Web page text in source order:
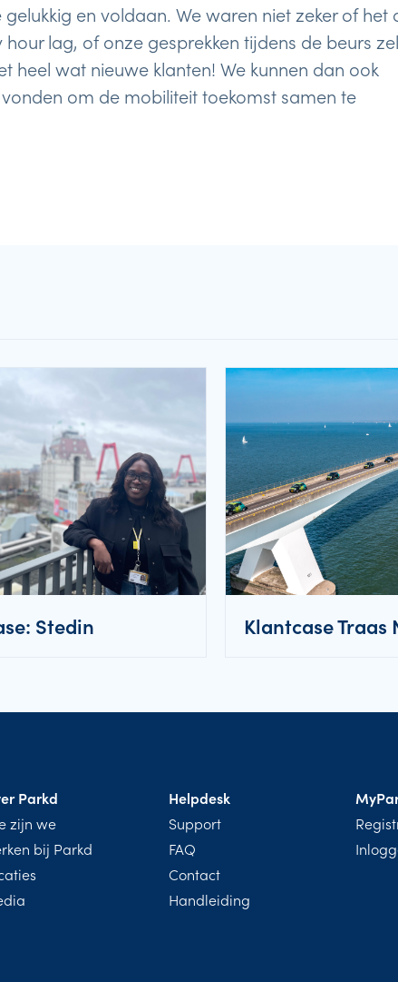
en voldaan. We waren niet zeker of het
lag, of onze gesprekken tijdens de beurs
heel wat nieuwe klanten! We kunnen dan ook
om de mobiliteit toekomst samen te
Stedin Klantcase Traas
Parkd
zijn we
bij Parkd
Helpdesk
Support
FAQ
Contact
Handleiding